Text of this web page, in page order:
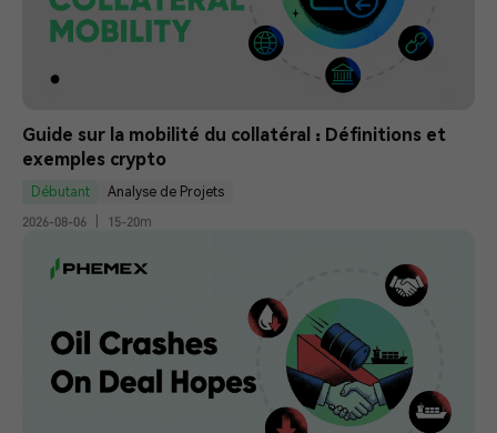
Guide sur la mobilité du collatéral : Définitions et
exemples crypto
Débutant
Analyse de Projets
2026-08-06
15-20m